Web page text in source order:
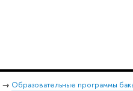
→ Образовательные программы